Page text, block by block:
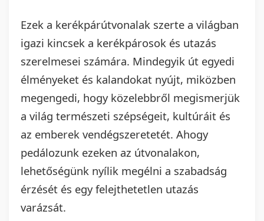
Ezek a kerékpárútvonalak szerte a világban
igazi kincsek a kerékpárosok és utazás
szerelmesei számára. Mindegyik út egyedi
élményeket és kalandokat nyújt, miközben
megengedi, hogy közelebbről megismerjük
a világ természeti szépségeit, kultúráit és
az emberek vendégszeretetét. Ahogy
pedálozunk ezeken az útvonalakon,
lehetőségünk nyílik megélni a szabadság
érzését és egy felejthetetlen utazás
varázsát.